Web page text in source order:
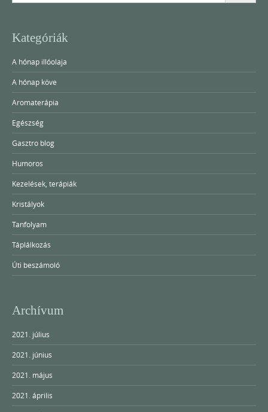
Kategóriák
A hónap illóolaja
A hónap köve
Aromaterápia
Egészség
Gasztro blog
Humoros
Kezelések, terápiák
Kristályok
Tanfolyam
Táplálkozás
Úti beszámoló
Archívum
2021. július
2021. június
2021. május
2021. április